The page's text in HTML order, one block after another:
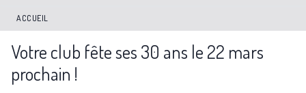
ACCUEIL
Votre club fête ses 30 ans le 22 mars
prochain !